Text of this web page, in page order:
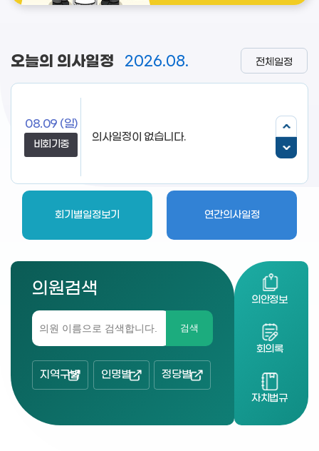
오늘의 의사일정 2026.08.
08.09 (일)
비회기중
회기별일정보기 연간의사일정
전체일정
의원검색
검색
지역구별 인명별 정당별
의안정보
회의록
자치법규